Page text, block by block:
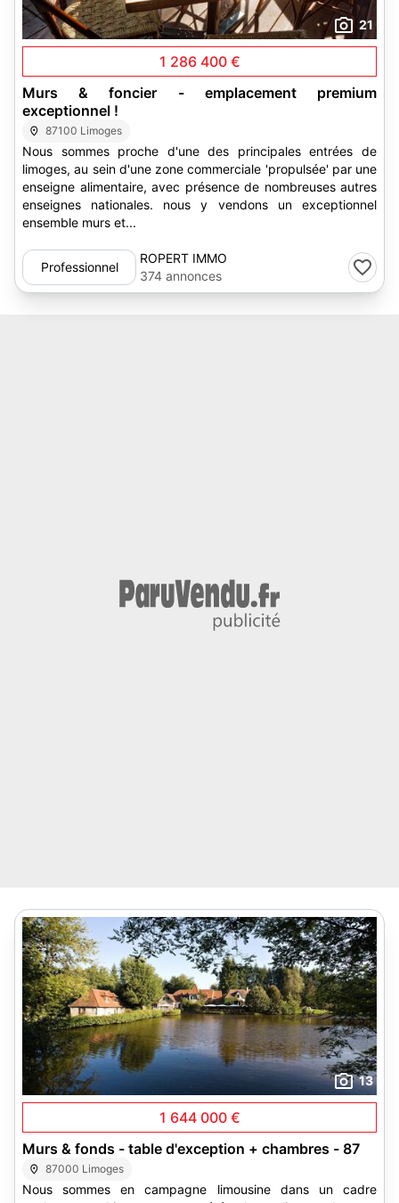
21
1 286 400 €
Murs & foncier - emplacement premium
exceptionnel !
87100 Limoges
Nous sommes proche d'une des principales entrées de
limoges, au sein d'une zone commerciale 'propulsée' par une
enseigne alimentaire, avec présence de nombreuses autres
enseignes nationales. nous y vendons un exceptionnel
ensemble murs et...
Professionnel
ROPERT IMMO
374 annonces
13
1 644 000 €
Murs & fonds - table d'exception + chambres - 87
87000 Limoges
Nous sommes en campagne limousine dans un cadre